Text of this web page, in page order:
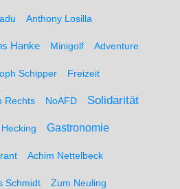
Anthony Losilla
Hanke Minigolf Adventure
Schipper Freizeit
Rechts NoAFD Solidarität
Gastronomie
Achim Nettelbeck
Schmidt Zum Neuling